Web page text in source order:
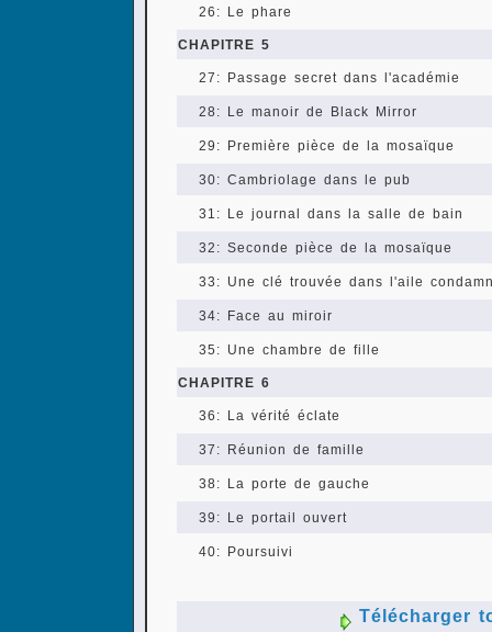
26: Le phare
CHAPITRE 5
27: Passage secret dans l'académie
28: Le manoir de Black Mirror
29: Première pièce de la mosaïque
30: Cambriolage dans le pub
31: Le journal dans la salle de bain
32: Seconde pièce de la mosaïque
33: Une clé trouvée dans l'aile
34: Face au miroir
35: Une chambre de fille
CHAPITRE 6
36: La vérité éclate
37: Réunion de famille
38: La porte de gauche
39: Le portail ouvert
40: Poursuivi
Télécharger